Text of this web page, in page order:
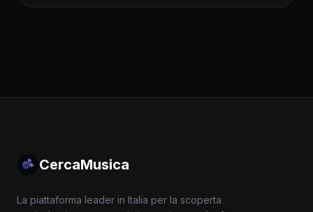
CercaMusica
La piattaforma leader in Italia per la scoperta